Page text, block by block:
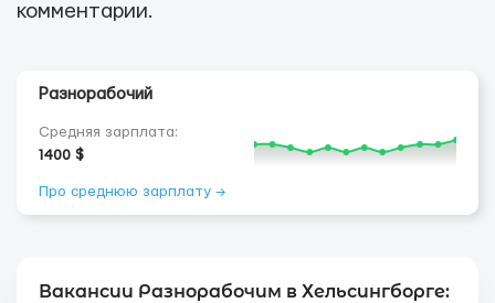
комментарии.
Разнорабочий
Средняя зарплата:
1400 $
Про среднюю зарплату →
Вакансии Разнорабочим в Хельсингборге: